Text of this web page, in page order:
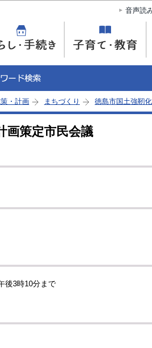
このページの本文へ移動
音声読
・計画 まちづくり 徳島市国土強靭
画策定市民会議
後3時10分まで